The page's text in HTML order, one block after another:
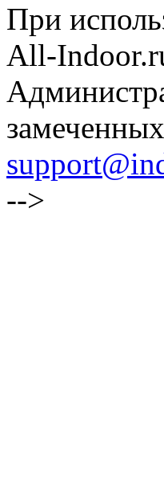
При
All-
-->